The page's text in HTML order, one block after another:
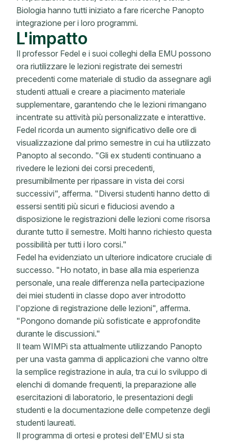
Biologia hanno tutti iniziato a fare ricerche Panopto
integrazione per i loro programmi.
L'impatto
Il professor Fedel e i suoi colleghi della EMU possono
ora riutilizzare le lezioni registrate dei semestri
precedenti come materiale di studio da assegnare agli
studenti attuali e creare a piacimento materiale
supplementare, garantendo che le lezioni rimangano
incentrate su attività più personalizzate e interattive.
Fedel ricorda un aumento significativo delle ore di
visualizzazione dal primo semestre in cui ha utilizzato
Panopto al secondo. "Gli ex studenti continuano a
rivedere le lezioni dei corsi precedenti,
presumibilmente per ripassare in vista dei corsi
successivi", afferma. "Diversi studenti hanno detto di
essersi sentiti più sicuri e fiduciosi avendo a
disposizione le registrazioni delle lezioni come risorsa
durante tutto il semestre. Molti hanno richiesto questa
possibilità per tutti i loro corsi."
Fedel ha evidenziato un ulteriore indicatore cruciale di
successo. "Ho notato, in base alla mia esperienza
personale, una reale differenza nella partecipazione
dei miei studenti in classe dopo aver introdotto
l'opzione di registrazione delle lezioni", afferma.
"Pongono domande più sofisticate e approfondite
durante le discussioni."
Il team WIMPi sta attualmente utilizzando Panopto
per una vasta gamma di applicazioni che vanno oltre
la semplice registrazione in aula, tra cui lo sviluppo di
elenchi di domande frequenti, la preparazione alle
esercitazioni di laboratorio, le presentazioni degli
studenti e la documentazione delle competenze degli
studenti laureati.
Il programma di ortesi e protesi dell'EMU si sta